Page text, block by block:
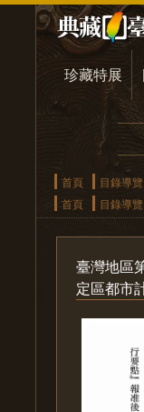
珍藏特展
首頁 目錄導覽
首頁
目錄導覽
臺灣地區
定區都市